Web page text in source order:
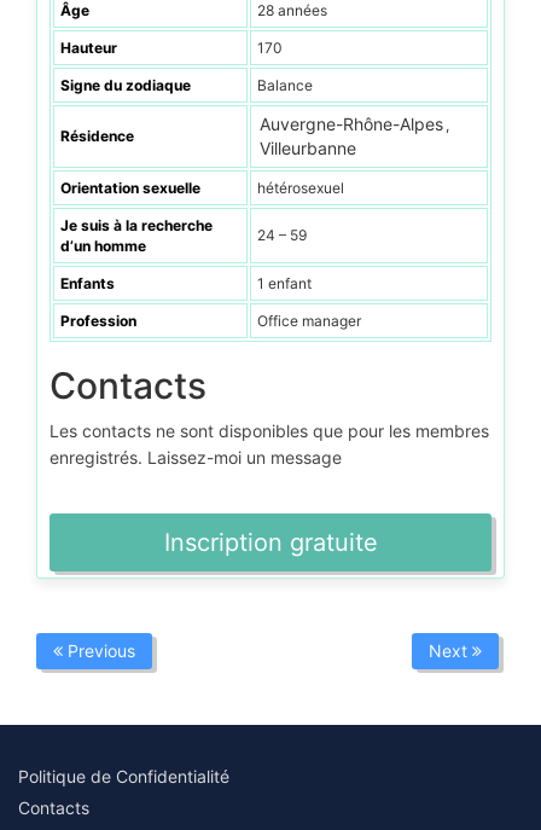
Âge 28 années
Hauteur 170
Signe du zodiaque Balance
Résidence
Auvergne-Rhône-Alpes ,
Villeurbanne
Orientation sexuelle hétérosexuel
Je suis à la recherche
d’un homme
24 – 59
Enfants 1 enfant
Profession Office manager
Contacts
Les contacts ne sont disponibles que pour les membres
enregistrés. Laissez-moi un message
Inscription gratuite
Previous Next
Politique de Confidentialité
Contacts